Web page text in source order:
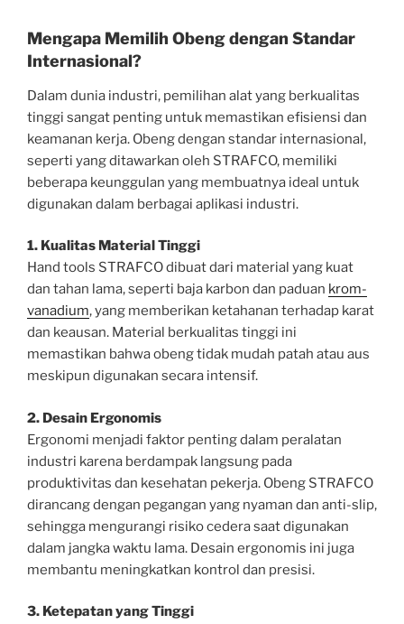
Mengapa Memilih Obeng dengan Standar
Internasional?
Dalam dunia industri, pemilihan alat yang berkualitas
tinggi sangat penting untuk memastikan efisiensi dan
keamanan kerja. Obeng dengan standar internasional,
seperti yang ditawarkan oleh STRAFCO, memiliki
beberapa keunggulan yang membuatnya ideal untuk
digunakan dalam berbagai aplikasi industri.
1. Kualitas Material Tinggi
Hand tools STRAFCO dibuat dari material yang kuat
dan tahan lama, seperti baja karbon dan paduan krom-
vanadium, yang memberikan ketahanan terhadap karat
dan keausan. Material berkualitas tinggi ini
memastikan bahwa obeng tidak mudah patah atau aus
meskipun digunakan secara intensif.
2. Desain Ergonomis
Ergonomi menjadi faktor penting dalam peralatan
industri karena berdampak langsung pada
produktivitas dan kesehatan pekerja. Obeng STRAFCO
dirancang dengan pegangan yang nyaman dan anti-slip,
sehingga mengurangi risiko cedera saat digunakan
dalam jangka waktu lama. Desain ergonomis ini juga
membantu meningkatkan kontrol dan presisi.
3. Ketepatan yang Tinggi